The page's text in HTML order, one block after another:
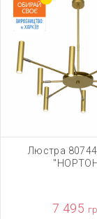
Люстра
7 495